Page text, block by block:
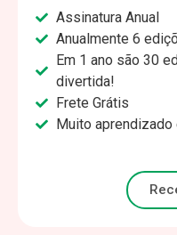
Assinatura Anual
Anualmente 6
Em 1 ano são 30
divertida!
Frete Grátis
Muito